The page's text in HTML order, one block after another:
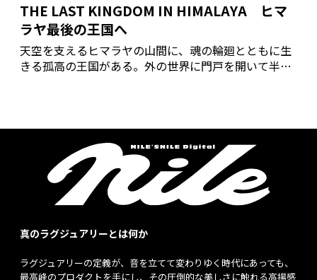
THE LAST KINGDOM IN HIMALAYA ヒマ
ラヤ最後の王国へ
天空を支えるヒマラヤの山間に、魂の輪廻とともに生
きる孤高の王国がある。外の世界に門戸を開いて半世
を追った。
真のラグジュアリーとは何か
ラグジュアリーの定義が、音を立てて変わりゆく時代にあっても、
最高峰のプロダクトを手にし、その圧倒的な美しさに触れる高揚感